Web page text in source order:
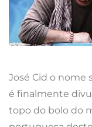
José Cid o nome
é finalmente
topo do bolo do